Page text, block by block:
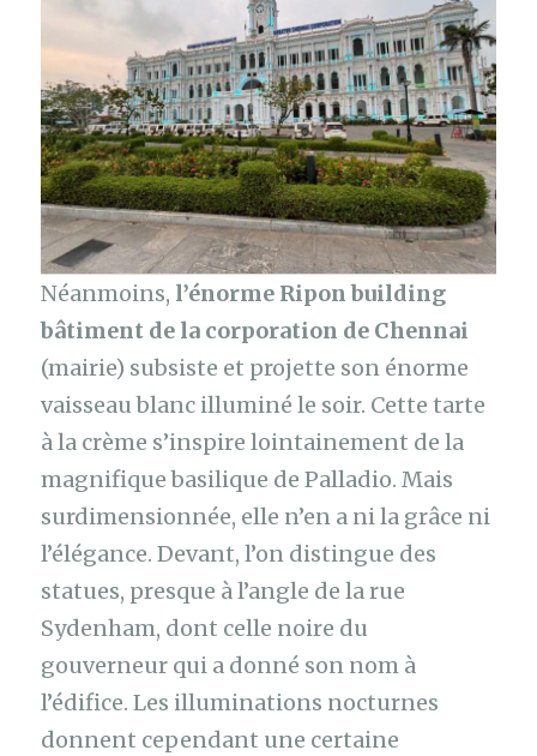
Néanmoins, l’énorme Ripon building
bâtiment de la corporation de Chennai
(mairie) subsiste et projette son énorme
vaisseau blanc illuminé le soir. Cette tarte
à la crème s’inspire lointainement de la
magnifique basilique de Palladio. Mais
surdimensionnée, elle n’en a ni la grâce ni
l’élégance. Devant, l’on distingue des
statues, presque à l’angle de la rue
Sydenham, dont celle noire du
gouverneur qui a donné son nom à
l’édifice. Les illuminations nocturnes
donnent cependant une certaine